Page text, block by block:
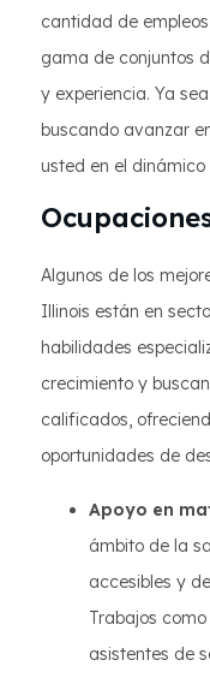
cantidad de
gama de conjuntos
y experiencia. Ya
buscando avanzar
usted en el
Algunos de los
Illinois están en
habilidades
crecimiento y
calificados,
oportunidades de
Apoyo en
ámbito de la
accesibles y
Trabajos
asistentes de